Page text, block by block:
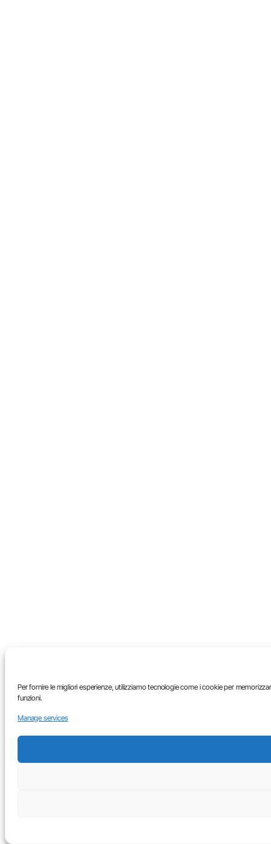
Per fornire le migliori esperienze, utilizziamo tecnologie come i cookie per
funzioni.
Manage services